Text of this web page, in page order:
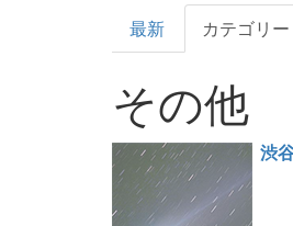
Topics
最新 カテゴリー
その他
渋